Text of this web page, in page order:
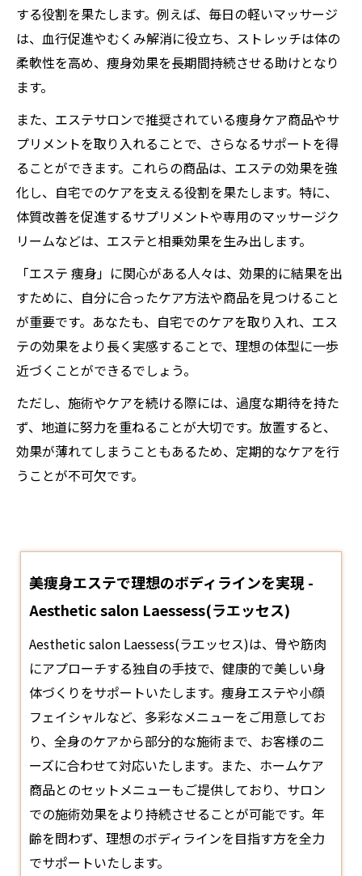
する役割を果たします。例えば、毎日の軽いマッサージ
は、血行促進やむくみ解消に役立ち、ストレッチは体の
柔軟性を高め、痩身効果を長期間持続させる助けとなり
ます。
また、エステサロンで推奨されている痩身ケア商品やサ
プリメントを取り入れることで、さらなるサポートを得
ることができます。これらの商品は、エステの効果を強
化し、自宅でのケアを支える役割を果たします。特に、
体質改善を促進するサプリメントや専用のマッサージク
リームなどは、エステと相乗効果を生み出します。
「エステ 痩身」に関心がある人々は、効果的に結果を出
すために、自分に合ったケア方法や商品を見つけること
が重要です。あなたも、自宅でのケアを取り入れ、エス
テの効果をより長く実感することで、理想の体型に一歩
近づくことができるでしょう。
ただし、施術やケアを続ける際には、過度な期待を持た
ず、地道に努力を重ねることが大切です。放置すると、
効果が薄れてしまうこともあるため、定期的なケアを行
うことが不可欠です。
美痩身エステで理想のボディラインを実現 -
Aesthetic salon Laessess(ラエッセス)
Aesthetic salon Laessess(ラエッセス)は、骨や筋肉
にアプローチする独自の手技で、健康的で美しい身
体づくりをサポートいたします。痩身エステや小顔
フェイシャルなど、多彩なメニューをご用意してお
り、全身のケアから部分的な施術まで、お客様のニ
ーズに合わせて対応いたします。また、ホームケア
商品とのセットメニューもご提供しており、サロン
での施術効果をより持続させることが可能です。年
齢を問わず、理想のボディラインを目指す方を全力
でサポートいたします。